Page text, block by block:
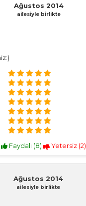
Ağustos 2014
ailesiyle birlikte
Faydalı (8) Yetersiz (2)
Ağustos 2014
ailesiyle birlikte